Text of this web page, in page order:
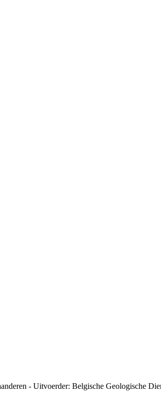
- Uitvoerder: Belgische Geologische